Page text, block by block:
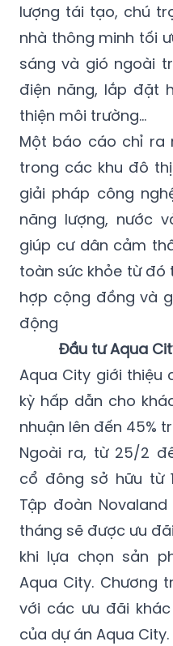
lượng tái tạo, chú
nhà thông minh tối
sáng và gió ngoài
điện năng, lắp đặt
thiện môi trường...
Một báo cáo chỉ ra
trong các khu đô
giải pháp công
năng lượng, nước
giúp cư dân cảm
toàn sức khỏe từ đó
hợp cộng đồng và
động
Đầu tư Aqua
Aqua City giới thiệu
kỳ hấp dẫn cho
nhuận lên đến 45%
Ngoài ra, từ 25/2
cổ đông sở hữu từ
Tập đoàn
tháng sẽ được ưu
khi lựa chọn sản
Aqua City. Chương
với các ưu đãi
của dự án Aqua City.